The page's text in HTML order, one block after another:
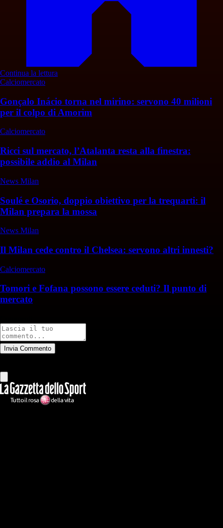
Continua la lettura
Calciomercato
Gonçalo Inácio torna nel mirino: servono 40 milioni
per il colpo di Amorim
Calciomercato
Ricci sul mercato, l’Atalanta resta alla finestra:
possibile addio al Milan
News Milan
Soulé e Osorio, doppio obiettivo per la trequarti: il
Milan prepara la mossa
News Milan
Il Milan cede contro il Chelsea: servono altri innesti?
Calciomercato
Tomori e Fofana possono essere ceduti? Il punto di
mercato
Invia Commento